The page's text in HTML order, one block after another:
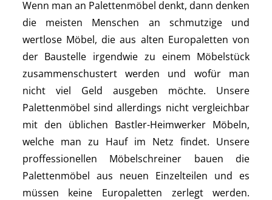
Wenn man an Palettenmöbel denkt, dann denken
die meisten Menschen an schmutzige und
wertlose Möbel, die aus alten Europaletten von
der Baustelle irgendwie zu einem Möbelstück
zusammenschustert werden und wofür man
nicht viel Geld ausgeben möchte. Unsere
Palettenmöbel sind allerdings nicht vergleichbar
mit den üblichen Bastler-Heimwerker Möbeln,
welche man zu Hauf im Netz findet. Unsere
proffessionellen Möbelschreiner bauen die
Palettenmöbel aus neuen Einzelteilen und es
müssen keine Europaletten zerlegt werden.